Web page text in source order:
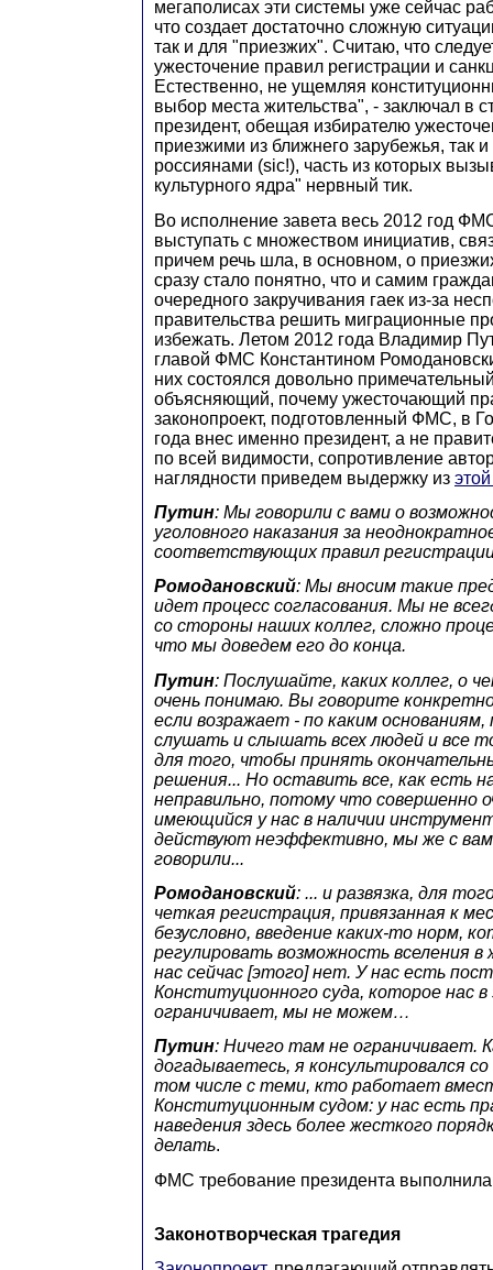
мегаполисах эти системы уже сейчас
что создает достаточно сложную
так и для "приезжих". Считаю, что
ужесточение правил регистрации и
Естественно, не ущемляя
выбор места жительства", - заключал в
президент, обещая избирателю
приезжими из ближнего зарубежья, так
россиянами (sic!), часть из которых
культурного ядра" нервный тик.
Во исполнение завета весь 2012 год
выступать с множеством инициатив,
причем речь шла, в основном, о
сразу стало понятно, что и самим
очередного закручивания гаек из-за
правительства решить миграционные
избежать. Летом 2012 года Владимир
главой ФМС Константином
них состоялся довольно
объясняющий, почему ужесточающий
законопроект, подготовленный ФМС, в
года внес именно президент, а не
по всей видимости, сопротивление
наглядности приведем выдержку из
Путин: Мы говорили с вами о
уголовного наказания за
соответствующих правил
Ромодановский: Мы вносим такие
идет процесс согласования. Мы не
со стороны наших коллег, сложно
что мы доведем его до конца.
Путин: Послушайте, каких коллег, о
очень понимаю. Вы говорите
если возражает - по каким
слушать и слышать всех людей и все
для того, чтобы принять
решения... Но оставить все, как есть
неправильно, потому что совершенно
имеющийся у нас в наличии
действуют неэффективно, мы же с
говорили...
Ромодановский: ... и развязка, для
четкая регистрация, привязанная к
безусловно, введение каких-то норм,
регулировать возможность вселения
нас сейчас [этого] нет. У нас есть
Конституционного суда, которое нас
ограничивает, мы не можем…
Путин: Ничего там не ограничивает.
догадываетесь, я консультировался
том числе с теми, кто работает
Конституционным судом: у нас есть
наведения здесь более жесткого
делать.
ФМС требование президента
Законотворческая трагедия